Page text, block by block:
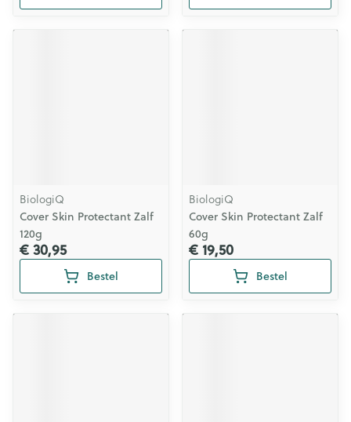
BiologiQ
Cover Skin Protectant Zalf
120g
€ 30,95
Bestel
BiologiQ
Cover Skin Protectant Zalf
60g
€ 19,50
Bestel